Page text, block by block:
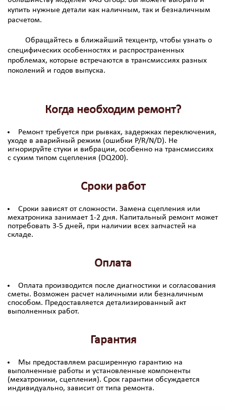
купить нужные детали как наличным, так и безналичным
расчетом.
Обращайтесь в ближайший техцентр, чтобы узнать о
специфических особенностях и распространенных
проблемах, которые встречаются в трансмиссиях разных
поколений и годов выпуска.
Когда необходим ремонт?
Ремонт требуется при рывках, задержках переключения,
уходе в аварийный режим (ошибки P/R/N/D). Не
игнорируйте стуки и вибрации, особенно на трансмиссиях
с сухим типом сцепления (DQ200).
Сроки работ
Сроки зависят от сложности. Замена сцепления или
мехатроника занимает 1-2 дня. Капитальный ремонт может
потребовать 3-5 дней, при наличии всех запчастей на
складе.
Оплата
Оплата производится после диагностики и согласования
сметы. Возможен расчет наличными или безналичным
способом. Предоставляется детализированный акт
выполненных работ.
Гарантия
Мы предоставляем расширенную гарантию на
выполненные работы и установленные компоненты
(мехатроники, сцепления). Срок гарантии обсуждается
индивидуально, зависит от типа ремонта.